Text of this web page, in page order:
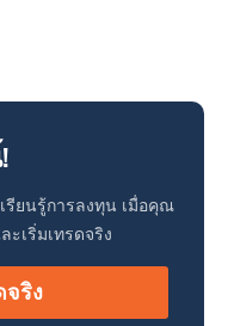
รียนรู้การลงทุน เมื่อคุณ
เริ่มเทรดจริง
จริง